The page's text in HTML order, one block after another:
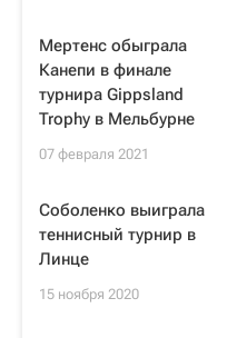
Мертенс обыграла
Канепи в финале
турнира Gippsland
Trophy в Мельбурне
07 февраля 2021
Соболенко выиграла
теннисный турнир в
Линце
15 ноября 2020